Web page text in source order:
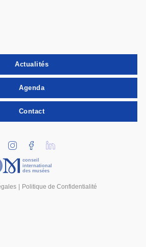
Actualités
Agenda
Contact
conseil
international
des musées
Politique de Confidentialité